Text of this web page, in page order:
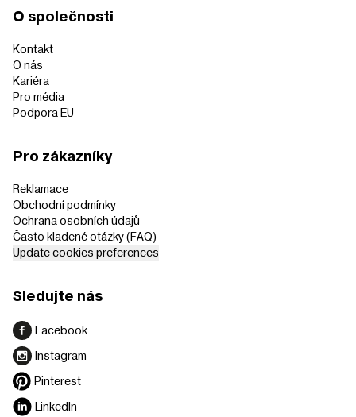
O společnosti
Kontakt
O nás
Kariéra
Pro média
Podpora EU
Pro zákazníky
Reklamace
Obchodní podmínky
Ochrana osobních údajů
Často kladené otázky (FAQ)
Update cookies preferences
Sledujte nás
Facebook
Instagram
Pinterest
LinkedIn